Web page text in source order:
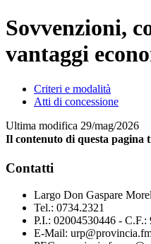
Sovvenzioni,
vantaggi
Criteri e modalità
Atti di concessione
Ultima modifica 29/mag/2026
Il contenuto di questa pagina
Contatti
Largo Don Gaspare
Tel.: 0734.2321
P.I.: 02004530446 - C.F.:
E-Mail: